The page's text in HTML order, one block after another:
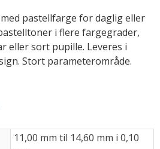
pastellfarge for daglig eller
i flere fargegrader,
eller sort pupille. Leveres i
Stort parameterområde.
11,00 mm til 14,60 mm i 0,10